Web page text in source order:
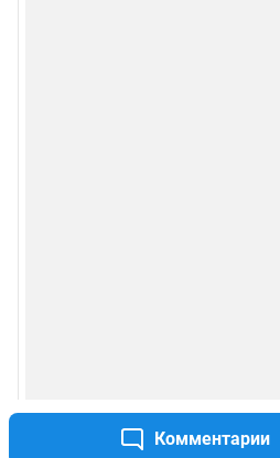
Комментарии